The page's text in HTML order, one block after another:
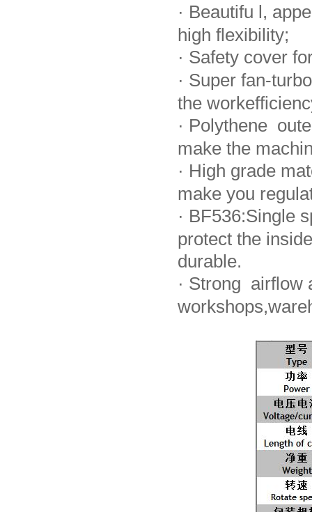
· Beautifu l,
high flexibility;
· Safety cover
· Super fan-
the
· Polythene
make the
· High grade
make you
· BF536:Single
protect the
durable.
· Strong airflow